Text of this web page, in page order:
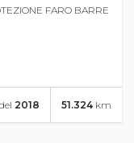
FARO BARRE
51.324 km
2018